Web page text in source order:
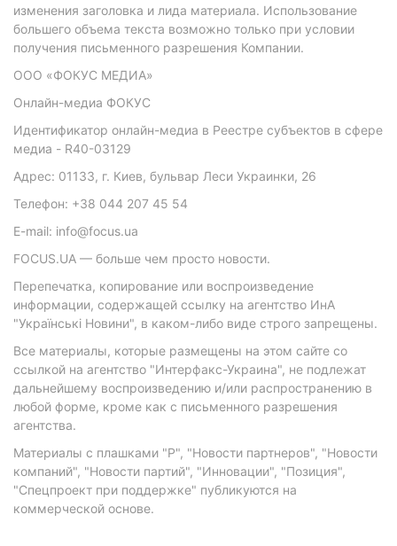
изменения заголовка и лида материала. Использование
большего объема текста возможно только при условии
получения письменного разрешения Компании.
ООО «ФОКУС МЕДИА»
Онлайн-медиа ФОКУС
Идентификатор онлайн-медиа в Реестре субъектов в сфере
медиа - R40-03129
Адрес: 01133, г. Киев, бульвар Леси Украинки, 26
Телефон: +38 044 207 45 54
E-mail: info@focus.ua
FOCUS.UA — больше чем просто новости.
Перепечатка, копирование или воспроизведение
информации, содержащей ссылку на агентство ИнА
"Українські Новини", в каком-либо виде строго запрещены.
Все материалы, которые размещены на этом сайте со
ссылкой на агентство "Интерфакс-Украина", не подлежат
дальнейшему воспроизведению и/или распространению в
любой форме, кроме как с письменного разрешения
агентства.
Материалы с плашками "Р", "Новости партнеров", "Новости
компаний", "Новости партий", "Инновации", "Позиция",
"Спецпроект при поддержке" публикуются на
коммерческой основе.